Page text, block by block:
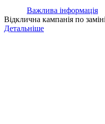
Важлива інформація
Відклична кампанія по
Детальніше